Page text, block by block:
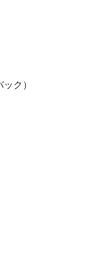
ク）